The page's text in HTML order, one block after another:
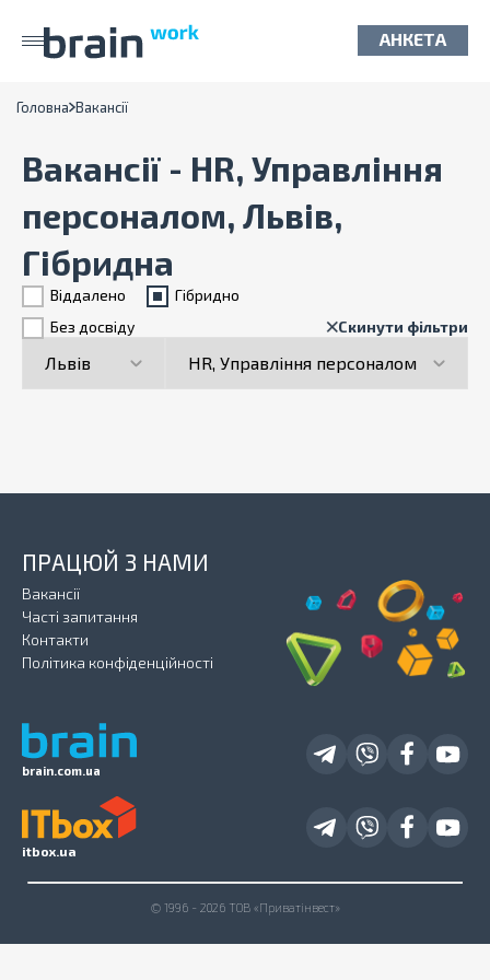
АНКЕТА
Головна Вакансії
Вакансії - HR, Управління
персоналом, Львів,
Гібридна
Віддалено
Гiбридно
Без досвіду
Скинути фільтри
brain.com.ua
ПРАЦЮЙ З НАМИ
Вакансії
Часті запитання
Контакти
Політика конфіденційності
itbox.ua
© 1996 - 2026 ТОВ «Приватінвест»